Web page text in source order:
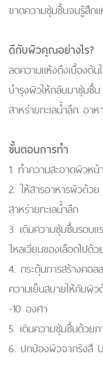
ขาดความชุ่มชื้นจนรู้สึก
ดีกับผิวคุณอย่างไร?
ลดความแห้งตึงเบื้องต้
บำรุงผิวให้กลับมาชุ่มชื้
สาหร่ายทะเลน้ำลึก อา
ขั้นตอนการทำ
1. ทำความสะอาดผิวหน้
2. ให้สารอาหารผิวด้ว
สาหร่ายทะเลน้ำลึก
3. เติมความชุ่มชื้นรอบ
ไหลเวียนของเลือดไปด้
4. กระตุ้นการสร้างคอ
ความเย็นสบายให้กับผิ
-10 องศา
5. เติมความชุ่มชื้นด้วย
6. ปกป้องผิวจากรังสี